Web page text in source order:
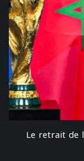
Le retrait de